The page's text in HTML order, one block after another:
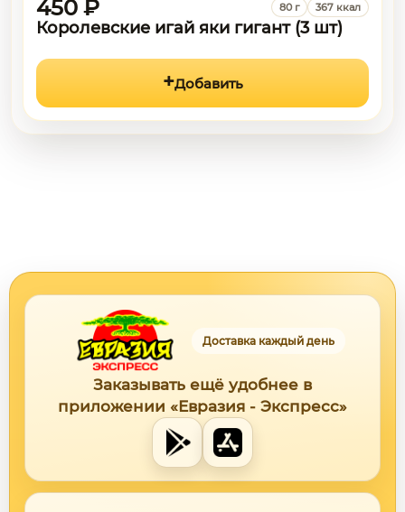
450 ₽ 80 г 367 ккал
Королевские игай яки гигант (3 шт)
Добавить
Доставка каждый день
Заказывать ещё удобнее в
приложении «Евразия - Экспресс»